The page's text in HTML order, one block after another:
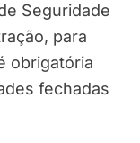
Seguridade
para
obrigatória
fechadas